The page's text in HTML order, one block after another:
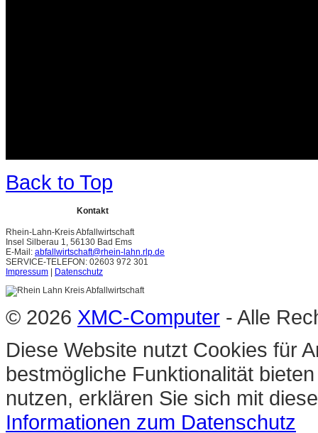
Back to Top
Kontakt
Rhein-Lahn-Kreis Abfallwirtschaft
Insel Silberau 1, 56130 Bad Ems
E-Mail: abfallwirtschaft@rhein-lahn.rlp.de
SERVICE-TELEFON: 02603 972 301
Impressum | Datenschutz
© 2026 XMC-Computer - Alle
Diese Website nutzt Cookies für
bestmögliche Funktionalität
nutzen, erklären Sie sich mit
Informationen zum Datenschutz